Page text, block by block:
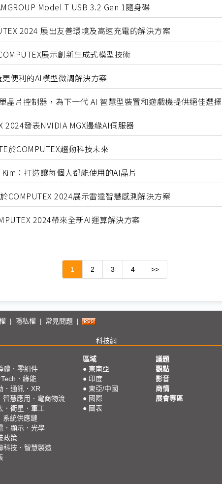
Model T USB 3.2 Gen 1隨身碟
2024 展出友善環境及高速充電的解決方案
展示創新生成式模型技術
便利的AI模型微調解決方案
晶片控制器，為下一代 AI 智慧型裝置和遊戲機提供絕佳選擇
2024發表NVIDIA MGX邊緣AI伺服器
於COMPUTEX趨動科技未來
：打造讓每個人都能使用的AI晶片
COMPUTEX 2024展示雷達智慧感測解決方案
2024帶來全新AI運算解決方案
1 2 3 4 >>
隱私權 常見問題
科技網
體．零組件
．綠能
．通訊．XR
智慧應用．電商物流
．衛星．軍工
系統供應鏈
．顯示．光學
政策
科技．智慧製造
區域
● 東南亞
● 印度
● 東亞/中國
● 國際
● 圖表
議題
觀點
影音
商情
展會專區